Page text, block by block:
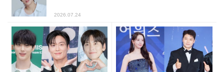
2026.07.24